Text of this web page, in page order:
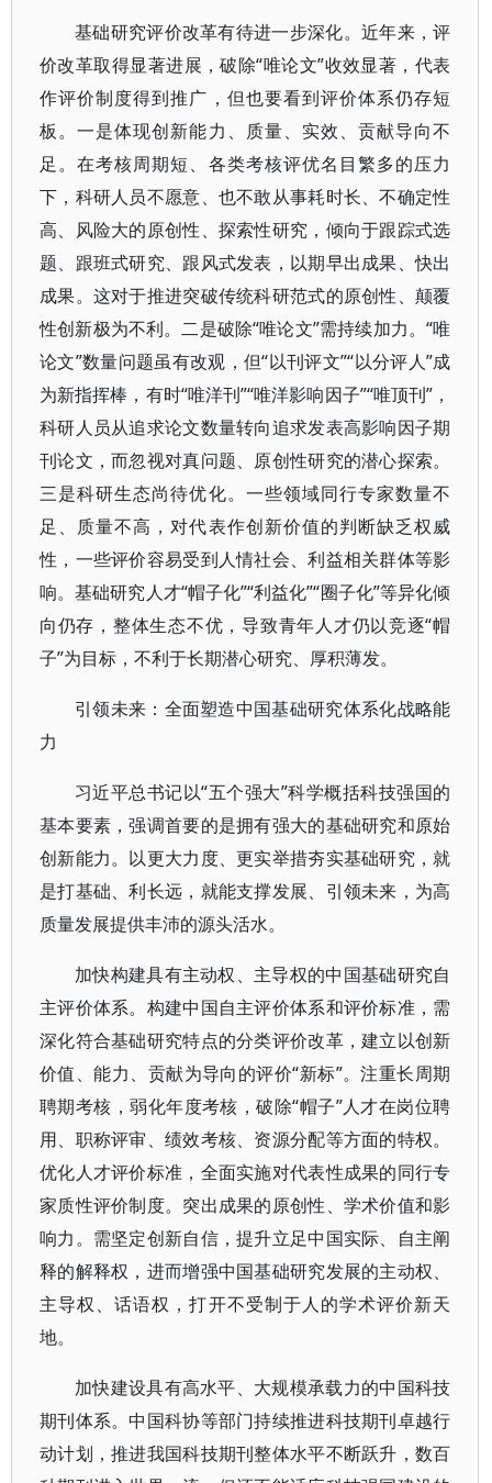
基础研究评价改革有待进一步深化。近年来，评
价改革取得显著进展，破除“唯论文”收效显著，代表
作评价制度得到推广，但也要看到评价体系仍存短
板。一是体现创新能力、质量、实效、贡献导向不
足。在考核周期短、各类考核评优名目繁多的压力
下，科研人员不愿意、也不敢从事耗时长、不确定性
高、风险大的原创性、探索性研究，倾向于跟踪式选
题、跟班式研究、跟风式发表，以期早出成果、快出
成果。这对于推进突破传统科研范式的原创性、颠覆
性创新极为不利。二是破除“唯论文”需持续加力。“唯
论文”数量问题虽有改观，但“以刊评文”“以分评人”成
为新指挥棒，有时“唯洋刊”“唯洋影响因子”“唯顶刊”，
科研人员从追求论文数量转向追求发表高影响因子期
刊论文，而忽视对真问题、原创性研究的潜心探索。
三是科研生态尚待优化。一些领域同行专家数量不
足、质量不高，对代表作创新价值的判断缺乏权威
性，一些评价容易受到人情社会、利益相关群体等影
响。基础研究人才“帽子化”“利益化”“圈子化”等异化倾
向仍存，整体生态不优，导致青年人才仍以竞逐“帽
子”为目标，不利于长期潜心研究、厚积薄发。
引领未来：全面塑造中国基础研究体系化战略能
力
习近平总书记以“五个强大”科学概括科技强国的
基本要素，强调首要的是拥有强大的基础研究和原始
创新能力。以更大力度、更实举措夯实基础研究，就
是打基础、利长远，就能支撑发展、引领未来，为高
质量发展提供丰沛的源头活水。
加快构建具有主动权、主导权的中国基础研究自
主评价体系。构建中国自主评价体系和评价标准，需
深化符合基础研究特点的分类评价改革，建立以创新
价值、能力、贡献为导向的评价“新标”。注重长周期
聘期考核，弱化年度考核，破除“帽子”人才在岗位聘
用、职称评审、绩效考核、资源分配等方面的特权。
优化人才评价标准，全面实施对代表性成果的同行专
家质性评价制度。突出成果的原创性、学术价值和影
响力。需坚定创新自信，提升立足中国实际、自主阐
释的解释权，进而增强中国基础研究发展的主动权、
主导权、话语权，打开不受制于人的学术评价新天
地。
加快建设具有高水平、大规模承载力的中国科技
期刊体系。中国科协等部门持续推进科技期刊卓越行
动计划，推进我国科技期刊整体水平不断跃升，数百